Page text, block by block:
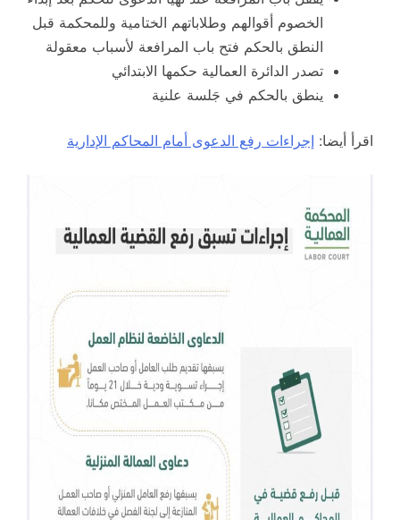
الخصوم أقوالهم وطلاباتهم الختامية وللمحكمة قبل
النطق بالحكم فتح باب المرافعة لأسباب معقولة
تصدر الدائرة العمالية حكمها الابتدائي
ينطق بالحكم في جَلسة علنية
اقرأ أيضا: إجراءات رفع الدعوى أمام المحاكم الإدارية